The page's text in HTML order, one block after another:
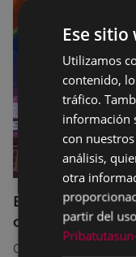
El servicio
disponible en
01/07/2026
Ese
Utilizamos
contenido,
tráfico.
información
con
análisis,
otra
partir del